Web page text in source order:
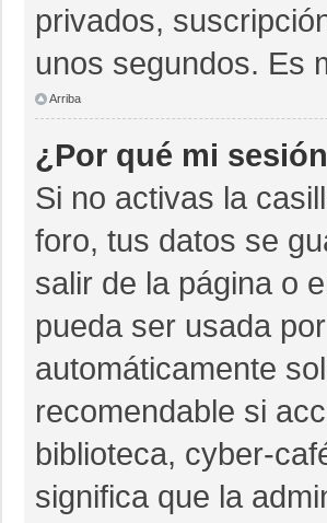
privados,
unos segundos. Es
Arriba
¿Por qué mi
Si no activas la
foro, tus datos se
salir de la página o
pueda ser usada
automáticamente
recomendable si
biblioteca, cyber-
significa que la